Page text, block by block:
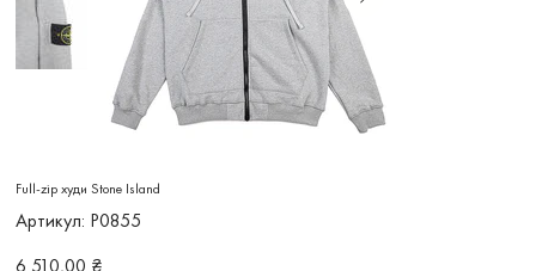
Full-zip худи Stone Island
Артикул: Артикул
P0855
P0855
Ціна
6 510,00 ₴